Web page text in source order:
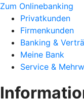
Zum Onlinebanking
Privatkunden
Firmenkunden
Banking &
Meine Bank
Service &